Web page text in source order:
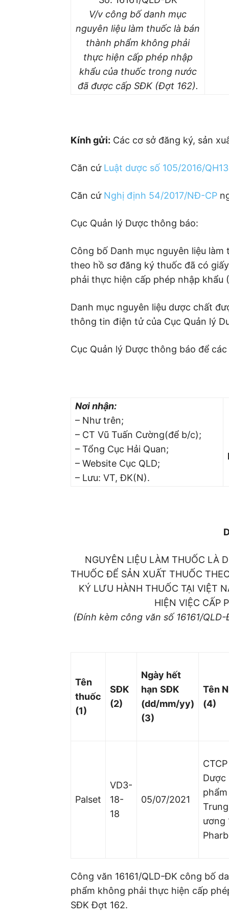
V/v công bố danh mục
nguyên liệu làm thuốc là bán
thành phẩm không phải
thực hiện cấp phép nhập
khẩu của thuốc trong nước
đã được cấp SĐK (Đợt 162).
Kính gửi: Các cơ sở đăng ký, sản
Căn cứ Luật dược số 105/2016/QH13
Căn cứ Nghị định 54/2017/NĐ-CP
Cục Quản lý Dược thông báo:
Công bố Danh mục nguyên liệu
theo hồ sơ đăng ký thuốc đã có
phải thực hiện cấp phép nhập khẩu
Danh mục nguyên liệu dược chất
thông tin điện tử của Cục Quản lý
Cục Quản lý Dược thông báo để
Nơi nhận:
– Như trên;
– CT Vũ Tuấn Cường(để b/c);
– Tổng Cục Hải Quan;
– Website Cục QLD;
– Lưu: VT, ĐK(N).
NGUYÊN LIỆU LÀM THUỐC LÀ
THUỐC ĐỂ SẢN XUẤT THUỐC
KÝ LƯU HÀNH THUỐC TẠI VIỆT
HIỆN VIỆC CẤP
(Đính kèm công văn số 16161/
Tên
thuốc
(1)
SĐK
(2)
Ngày hết
hạn SĐK
(dd/mm/yy)
(3)
Tên
(4)
Palset
VD3-
18-
18
05/07/2021
CTCP
Dược
phẩm
Trung
ương
Công văn 16161/QLD-ĐK công bố
phẩm không phải thực hiện cấp
SĐK Đợt 162.